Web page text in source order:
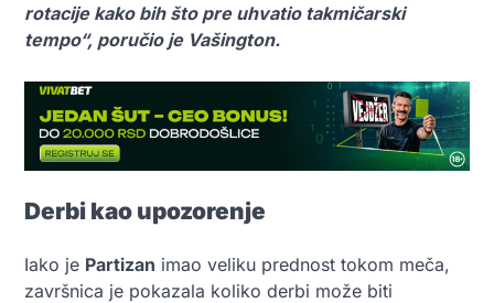
rotacije kako bih što pre uhvatio takmičarski
tempo“, poručio je Vašington.
Derbi kao upozorenje
Iako je Partizan imao veliku prednost tokom meča,
završnica je pokazala koliko derbi može biti